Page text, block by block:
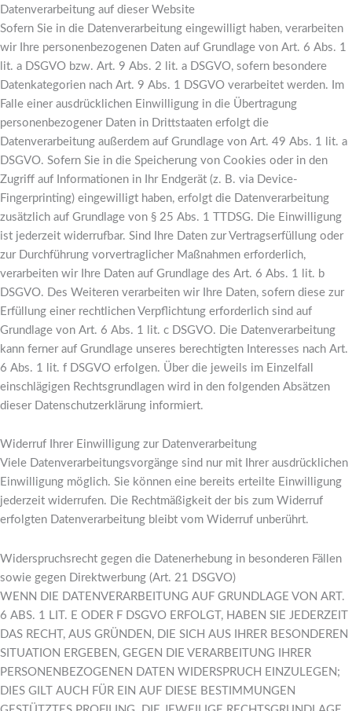
Datenverarbeitung auf dieser Website
Sofern Sie in die Datenverarbeitung eingewilligt haben, verarbeiten
wir Ihre personenbezogenen Daten auf Grundlage von Art. 6 Abs. 1
lit. a DSGVO bzw. Art. 9 Abs. 2 lit. a DSGVO, sofern besondere
Datenkategorien nach Art. 9 Abs. 1 DSGVO verarbeitet werden. Im
Falle einer ausdrücklichen Einwilligung in die Übertragung
personenbezogener Daten in Drittstaaten erfolgt die
Datenverarbeitung außerdem auf Grundlage von Art. 49 Abs. 1 lit. a
DSGVO. Sofern Sie in die Speicherung von Cookies oder in den
Zugriff auf Informationen in Ihr Endgerät (z. B. via Device-
Fingerprinting) eingewilligt haben, erfolgt die Datenverarbeitung
zusätzlich auf Grundlage von § 25 Abs. 1 TTDSG. Die Einwilligung
ist jederzeit widerrufbar. Sind Ihre Daten zur Vertragserfüllung oder
zur Durchführung vorvertraglicher Maßnahmen erforderlich,
verarbeiten wir Ihre Daten auf Grundlage des Art. 6 Abs. 1 lit. b
DSGVO. Des Weiteren verarbeiten wir Ihre Daten, sofern diese zur
Erfüllung einer rechtlichen Verpflichtung erforderlich sind auf
Grundlage von Art. 6 Abs. 1 lit. c DSGVO. Die Datenverarbeitung
kann ferner auf Grundlage unseres berechtigten Interesses nach Art.
6 Abs. 1 lit. f DSGVO erfolgen. Über die jeweils im Einzelfall
einschlägigen Rechtsgrundlagen wird in den folgenden Absätzen
dieser Datenschutzerklärung informiert.
Widerruf Ihrer Einwilligung zur Datenverarbeitung
Viele Datenverarbeitungsvorgänge sind nur mit Ihrer ausdrücklichen
Einwilligung möglich. Sie können eine bereits erteilte Einwilligung
jederzeit widerrufen. Die Rechtmäßigkeit der bis zum Widerruf
erfolgten Datenverarbeitung bleibt vom Widerruf unberührt.
Widerspruchsrecht gegen die Datenerhebung in besonderen Fällen
sowie gegen Direktwerbung (Art. 21 DSGVO)
WENN DIE DATENVERARBEITUNG AUF GRUNDLAGE VON ART.
6 ABS. 1 LIT. E ODER F DSGVO ERFOLGT, HABEN SIE JEDERZEIT
DAS RECHT, AUS GRÜNDEN, DIE SICH AUS IHRER BESONDEREN
SITUATION ERGEBEN, GEGEN DIE VERARBEITUNG IHRER
PERSONENBEZOGENEN DATEN WIDERSPRUCH EINZULEGEN;
DIES GILT AUCH FÜR EIN AUF DIESE BESTIMMUNGEN